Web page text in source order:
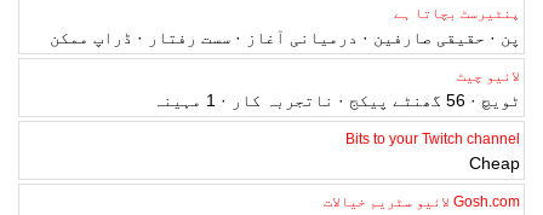
پنٹیرسٹ بچاتا ہے
پن · حقیقی صارفین · درمیانی آغاز · سست رفتار · ڈراپ ممکن
لائیو چیٹ
ٹویچ · 56 گھنٹے پیکج · ناتجربہ کار · 1 مہینہ
Bits to your Twitch channel
Cheap
Gosh.com لائیو سٹریم خیالات